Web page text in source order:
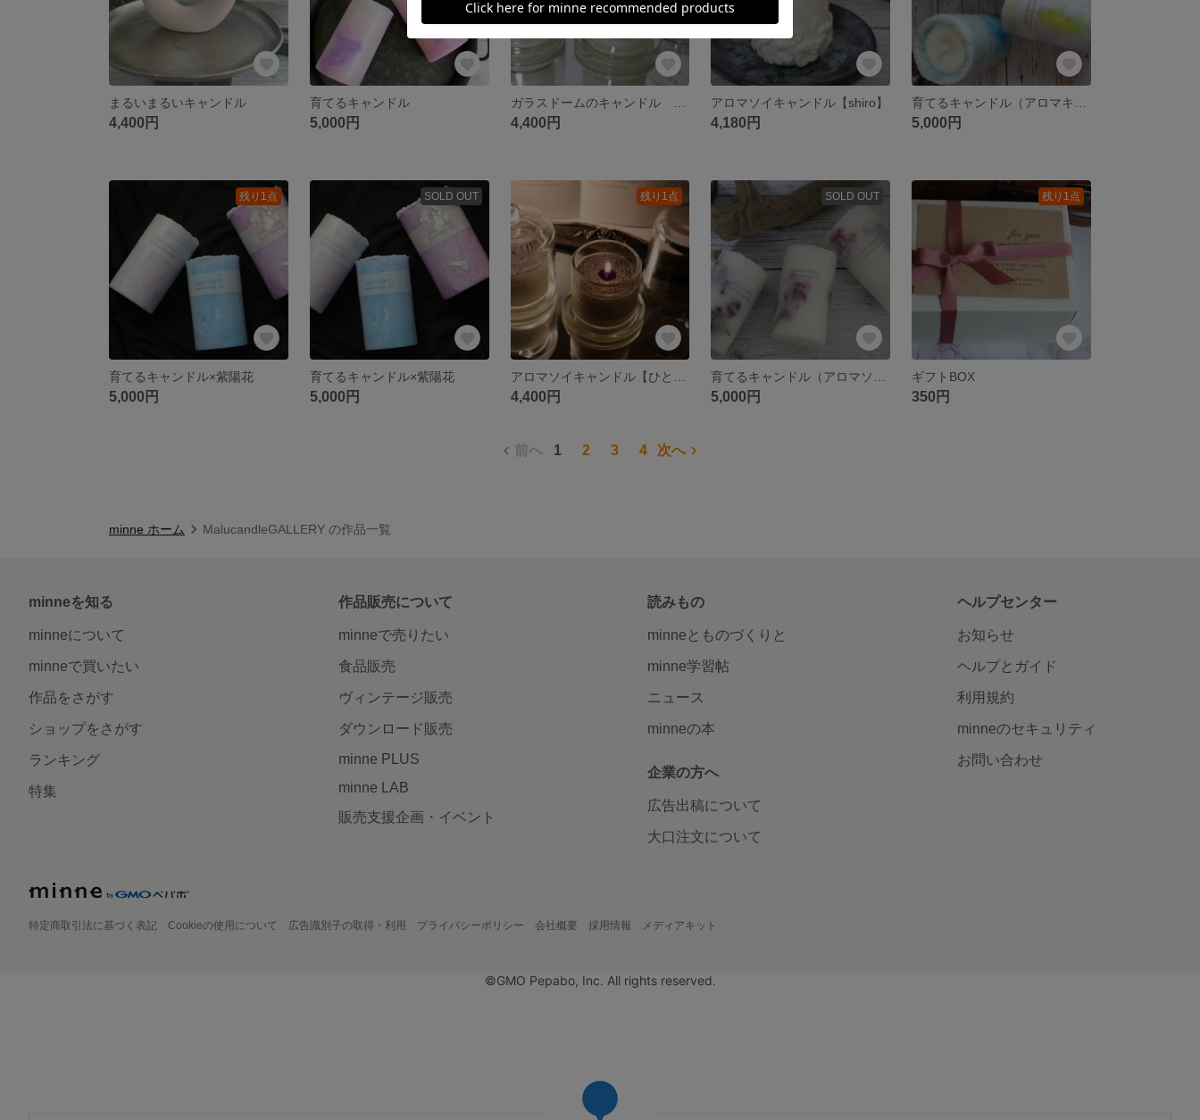
まるいまるいキャンドル
4,400円
育てるキャンドル
5,000円 4,400円
アロマソイキャンドル【shiro】
4,180円 5,000円
残り1点
育てるキャンドル×紫陽花
5,000円
SOLD OUT
育てるキャンドル×紫陽花
5,000円
残り1点
4,400円
SOLD OUT
5,000円
残り1点
ギフトBOX
350円
前へ 1 2 3 4 次へ
minne ホーム MalucandleGALLERY の作品一覧
minneを知る
minneについて
minneで買いたい
作品をさがす
ショップをさがす
ランキング
特集
作品販売について
minneで売りたい
食品販売
ヴィンテージ販売
ダウンロード販売
minne PLUS
minne LAB
販売支援企画・イベント
読みもの
minneとものづくりと
minne学習帖
ニュース
minneの本
企業の方へ
広告出稿について
大口注文について
ヘルプセンター
お知らせ
ヘルプとガイド
利用規約
minneのセキュリティ
お問い合わせ
特定商取引法に基づく表記 Cookieの使用について 広告識別子の取得・利用 プライバシーポリシー 会社概要 採用情報 メディアキット
©GMO Pepabo, Inc. All rights reserved.